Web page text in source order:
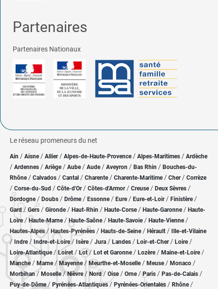
Partenaires
Partenaires Nationaux
Le réseau promeneurs du net
Ain / Aisne/ Allier/ Alpes-de-Haute-Provence / Alpes-Maritimes / Ardèche
/ Ardennes / Ariège/ Aube/ Aude / Aveyron / Bas Rhin / Bouches-du-
Rhône/ Calvados / Cantal / Charente / Charente-Maritime/ Cher / Corrèze
/ Corse-du-Sud / Côte-d'Or / Côtes-d'Armor/ Creuse/ Deux Sèvres /
Dordogne/ Doubs / Drôme/ Essonne / Eure/ Eure-et-Loir / Finistère/
Gard/Gers / Gironde/ Haut-Rhin / Haute-Corse/ Haute-Garonne/ Haute-
Loire/Haute-Marne/ Haute-Saône/ Haute-Savoie/ Haute-Vienne/
Hautes-Alpes/ Hautes-Pyrénées / Hauts-de-Seine/ Hérault / Ille-et-Vilaine
/ Indre/ Indre-et-Loire/ Isère/ Jura / Landes / Loir-et-Cher/ Loire/
Loire-Atlantique/ Loiret / Lot/ Lot et Garonne/ Lozère / Maine-et-Loire/
Manche/ Marne/ Mayenne/ Meurthe-et-Moselle/ Meuse/ Monaco /
Morbihan/ Moselle/ Nièvre / Nord/ Oise / Orne/Paris / Pas-de-Calais /
Puy-de-Dôme/ Pyrénées-Atlantiques / Pyrénées-Orientales / Rhône/